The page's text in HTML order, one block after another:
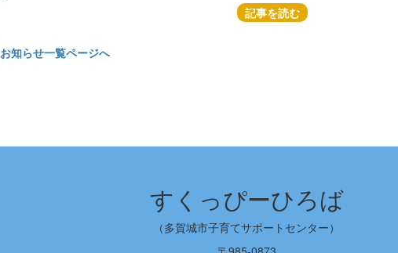
記事を読む
お知らせ一覧ページへ
すくっぴーひろば
（多賀城市子育てサポートセンター）